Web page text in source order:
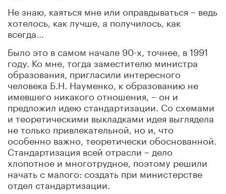
Не знаю, каяться мне или оправдываться – ведь
хотелось, как лучше, а получилось, как
всегда...
Было это в самом начале 90-х, точнее, в 1991
году. Ко мне, тогда заместителю министра
образования, пригласили интересного
человека Б.Н. Науменко, к образованию не
имевшего никакого отношения, – он и
предложил идею стандартизации. Со схемами
и теоретическими выкладками идея выглядела
не только привлекательной, но и, что
особенно важно, теоретически обоснованной.
Стандартизация всей отрасли – дело
хлопотное и многотрудное, поэтому решили
начать с малого: создать при министерстве
отдел стандартизации.